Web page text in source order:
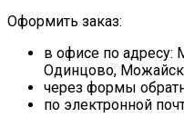
Оформить заказ:
в офисе по адресу:
Одинцово,
через формы
по электронной